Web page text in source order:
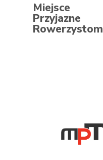
Miejsce
Przyjazne
Rowerzystom